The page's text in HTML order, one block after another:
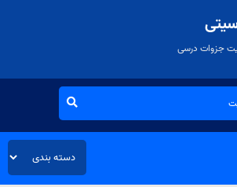
جزوات درسی